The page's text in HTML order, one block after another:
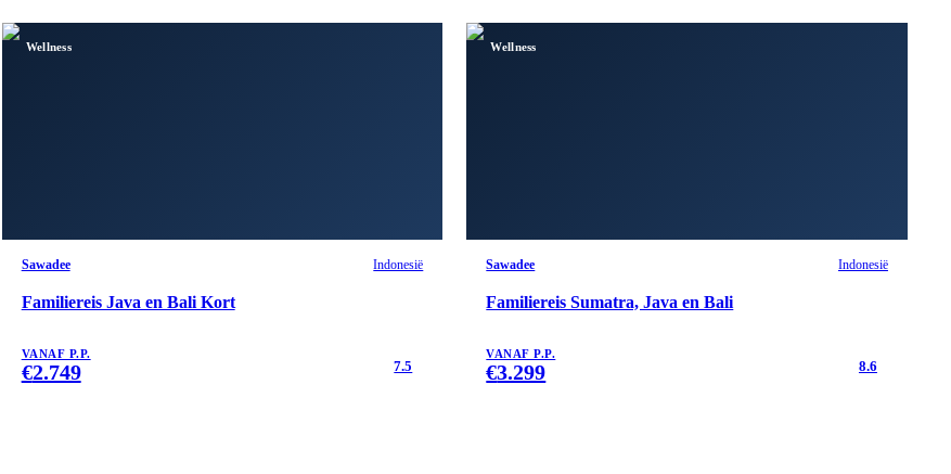
Wellness
Sawadee Indonesië
Familiereis Java en Bali Kort
VANAF P.P.
€2.749 7.5
Wellness
Sawadee Indonesië
Familiereis Sumatra, Java en Bali
VANAF P.P.
€3.299 8.6